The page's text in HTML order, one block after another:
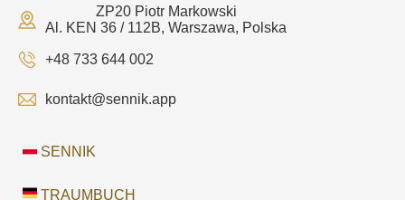
ZP20 Piotr Markowski
Al. KEN 36 / 112B, Warszawa, Polska
+48 733 644 002
kontakt@sennik.app
SENNIK
TRAUMBUCH